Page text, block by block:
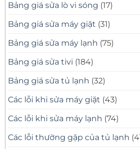
Sửa
Bệnh
Tín
Mặt
Nhanh
30
Phút
Tivi
Tại
Nhà
8
Chuyên
Bảng giá sửa lò vi sóng (17)
Bảng giá sửa máy giặt (31)
Bảng giá sửa máy lạnh (75)
Bảng giá sửa tivi (184)
Bảng giá sửa tủ lạnh (32)
Các lỗi khi sửa máy giặt (43)
Các lỗi khi sửa máy lạnh (74)
Các lỗi thường gặp của tủ lạnh